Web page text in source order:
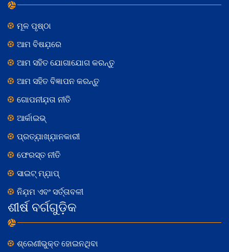
ମୂଳ ପୃଷ୍ଠା
ଆମ ବିଷଯ଼ରେ
ଆମ ସହିତ ଯୋଗାଯୋଗ କରନ୍ତୁ
ଆମ ସହିତ ବିଜ୍ଞାପନ କରନ୍ତୁ
ଗୋପନୀଯ଼ତା ନୀତି
ଆର୍କାଇଭ୍
ପ୍ରତ୍ଯ଼ାଖ୍ଯ଼ାନକାରୀ
ଫେରସ୍ତ ନୀତି
ସାଇଟ୍ ମ୍ଯ଼ାପ୍
ନିଯ଼ମ ଏବଂ ସର୍ତ୍ତାବଳୀ
ଶୀର୍ଷ ବର୍ଗଗୁଡ଼ିକ
ଶ୍ରେଣୀଭୁକ୍ତ ହୋଇନଥିବା